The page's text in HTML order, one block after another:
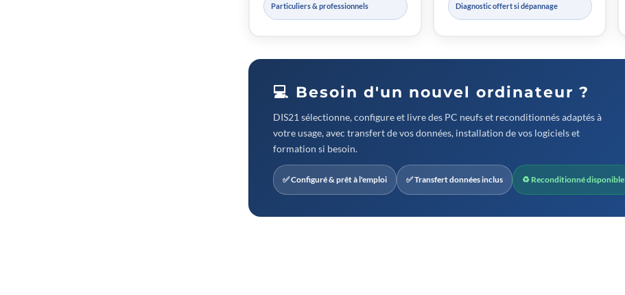
Particuliers & professionnels Diagnostic offert si dépannage
💻 Besoin d'un nouvel ordinateur ?
DIS21 sélectionne, configure et livre des PC neufs et reconditionnés adaptés à
votre usage, avec transfert de vos données, installation de vos logiciels et
formation si besoin.
✅ Configuré & prêt à l'emploi ✅ Transfert données inclus ♻ Reconditionné disponible